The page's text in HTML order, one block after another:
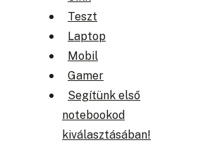
Teszt
Laptop
Mobil
Gamer
Segítünk első
notebookod
kiválasztásában!